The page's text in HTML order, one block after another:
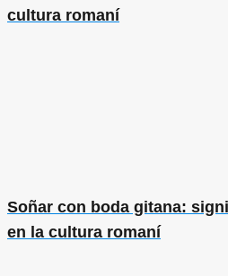
cultura romaní
Soñar con boda gitana:
en la cultura romaní